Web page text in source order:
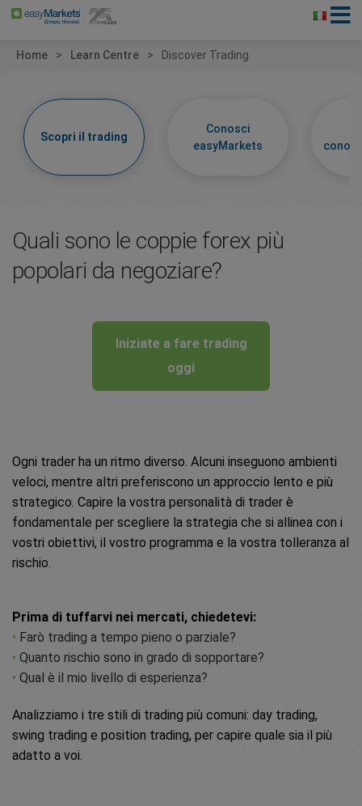
Home Learn Centre Discover Trading
Scopri il trading
Conosci
easyMarkets
Quali sono le coppie forex più
popolari da negoziare?
Iniziate a fare trading
oggi
Ogni trader ha un ritmo diverso. Alcuni inseguono ambienti
veloci, mentre altri preferiscono un approccio lento e più
strategico. Capire la vostra personalità di trader è
fondamentale per scegliere la strategia che si allinea con i
vostri obiettivi, il vostro programma e la vostra tolleranza al
rischio.
Prima di tuffarvi nei mercati, chiedetevi:
• Farò trading a tempo pieno o parziale?
• Quanto rischio sono in grado di sopportare?
• Qual è il mio livello di esperienza?
Analizziamo i tre stili di trading più comuni: day trading,
swing trading e position trading, per capire quale sia il più
adatto a voi.